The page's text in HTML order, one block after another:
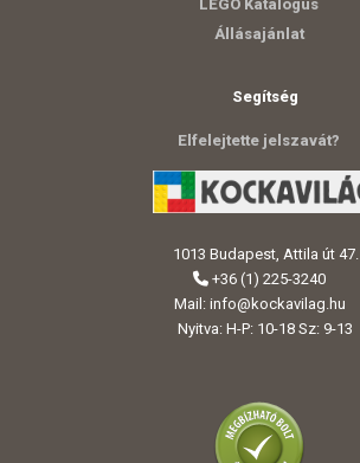
LEGO Katalógus
Állásajánlat
Segítség
Elfelejtette jelszavát?
1013 Budapest, Attila út 47.
+36 (1) 225-3240
Mail: info@kockavilag.hu
Nyitva: H-P: 10-18 Sz: 9-13